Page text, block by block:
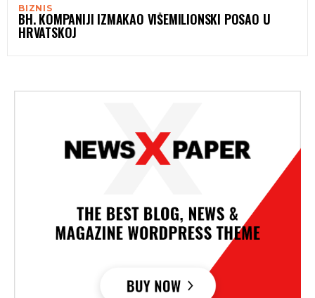
BIZNIS
BH. KOMPANIJI IZMAKAO VIŠEMILIONSKI POSAO U
HRVATSKOJ